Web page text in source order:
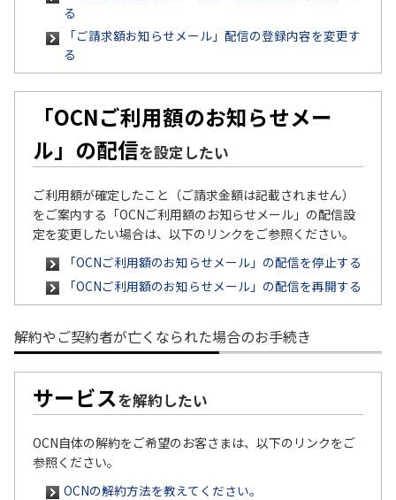
る
「ご請求額お知らせメール」配信の登録内容を変更す
る
「OCNご利用額のお知らせメー
ル」の配信を設定したい
ご利用額が確定したこと（ご請求金額は記載されません）
をご案内する「OCNご利用額のお知らせメール」の配信設
定を変更したい場合は、以下のリンクをご参照ください。
「OCNご利用額のお知らせメール」の配信を停止する
「OCNご利用額のお知らせメール」の配信を再開する
解約やご契約者が亡くなられた場合のお手続き
サービスを解約したい
OCN自体の解約をご希望のお客さまは、以下のリンクをご
参照ください。
OCNの解約方法を教えてください。